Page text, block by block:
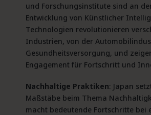
und Forschungsinstitute sind an
Entwicklung von Künstlicher
Technologien revolutionieren
Industrien, von der
Gesundheitsversorgung, und
Engagement für Fortschritt und
Nachhaltige Praktiken: Japan
Maßstäbe beim Thema
macht bedeutende Fortschritte bei